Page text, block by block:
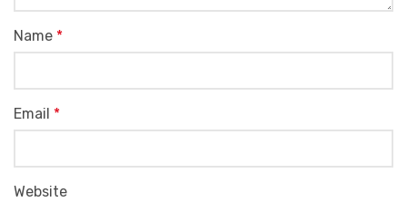
Name *
Email *
Website